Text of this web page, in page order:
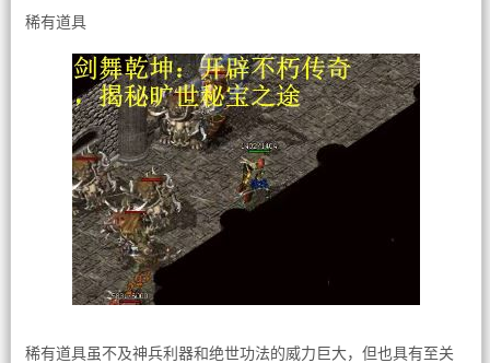
稀有道具
稀有道具虽不及神兵利器和绝世功法的威力巨大，但也具有至关